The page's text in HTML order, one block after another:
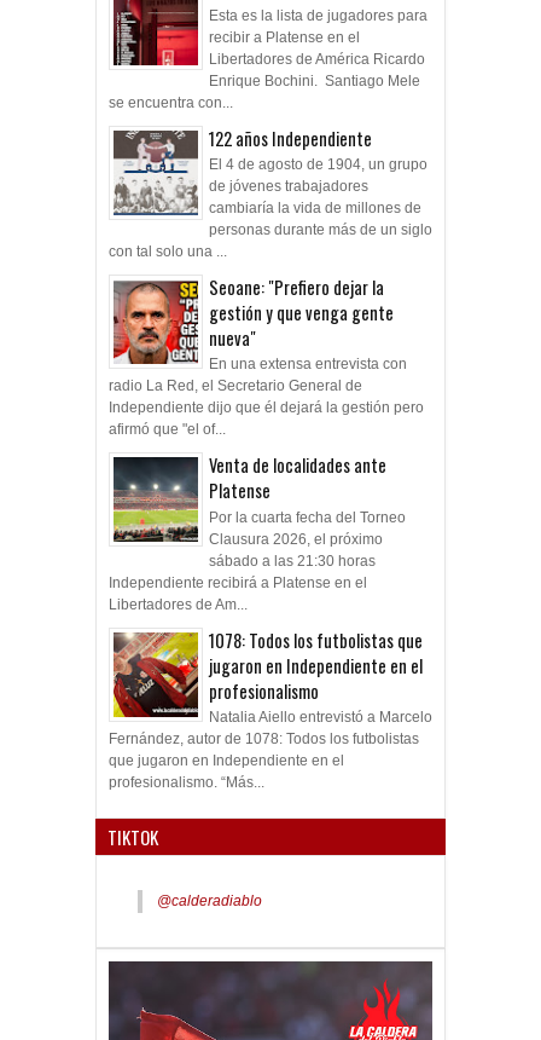
Esta es la lista de jugadores para
recibir a Platense en el
Libertadores de América Ricardo
Enrique Bochini. Santiago Mele
se encuentra con...
122 años Independiente
El 4 de agosto de 1904, un grupo
de jóvenes trabajadores
cambiaría la vida de millones de
personas durante más de un siglo
con tal solo una ...
Seoane: "Prefiero dejar la
gestión y que venga gente
nueva"
En una extensa entrevista con
radio La Red, el Secretario General de
Independiente dijo que él dejará la gestión pero
afirmó que "el of...
Venta de localidades ante
Platense
Por la cuarta fecha del Torneo
Clausura 2026, el próximo
sábado a las 21:30 horas
Independiente recibirá a Platense en el
Libertadores de Am...
1078: Todos los futbolistas que
jugaron en Independiente en el
profesionalismo
Natalia Aiello entrevistó a Marcelo
Fernández, autor de 1078: Todos los futbolistas
que jugaron en Independiente en el
profesionalismo. “Más...
TIKTOK
@calderadiablo